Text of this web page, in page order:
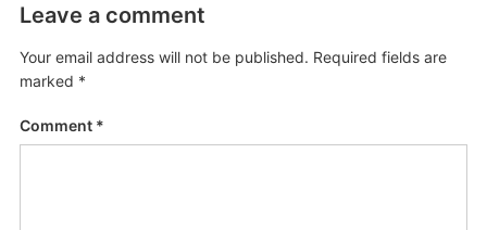
Leave a comment
Your email address will not be published. Required fields are
marked *
Comment *